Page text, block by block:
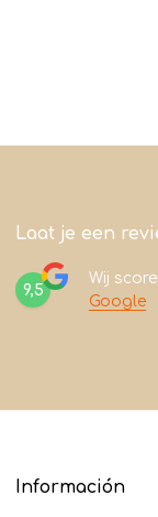
Laat je een
9,5
Wij
Google
Información